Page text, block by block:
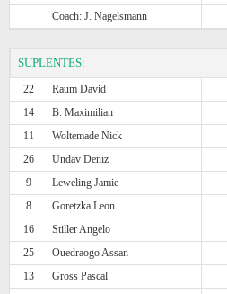
Coach: J. Nagelsmann
SUPLENTES:
22 Raum David
14
B. Maximilian
11
Woltemade Nick
26
Undav Deniz
9
Leweling Jamie
8
Goretzka Leon
16
Stiller Angelo
25
Ouedraogo Assan
13
Gross Pascal